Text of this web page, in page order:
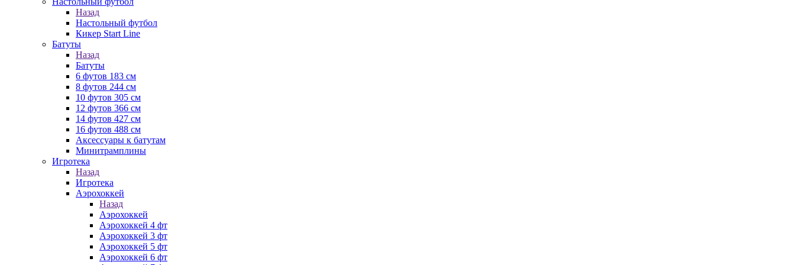
Назад
Настольный футбол
Кикер Start Line
Батуты
Назад
Батуты
6 футов 183 см
8 футов 244 см
10 футов 305 см
12 футов 366 см
14 футов 427 см
16 футов 488 см
Аксессуары к батутам
Минитрамплины
Игротека
Назад
Игротека
Аэрохоккей
Назад
Аэрохоккей
Аэрохоккей 4 фт
Аэрохоккей 3 фт
Аэрохоккей 5 фт
Аэрохоккей 6 фт